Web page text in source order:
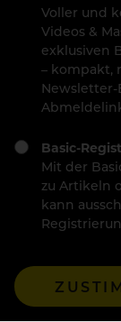
Voller und
Videos &
exklusiven
– kompakt,
Basic-
Mit der
zu Artikeln
kann